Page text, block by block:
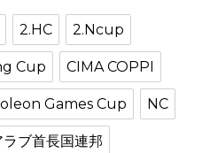
2.HC 2.Ncup
Cup CIMA COPPI
Games Cup NC
ラブ首長国連邦